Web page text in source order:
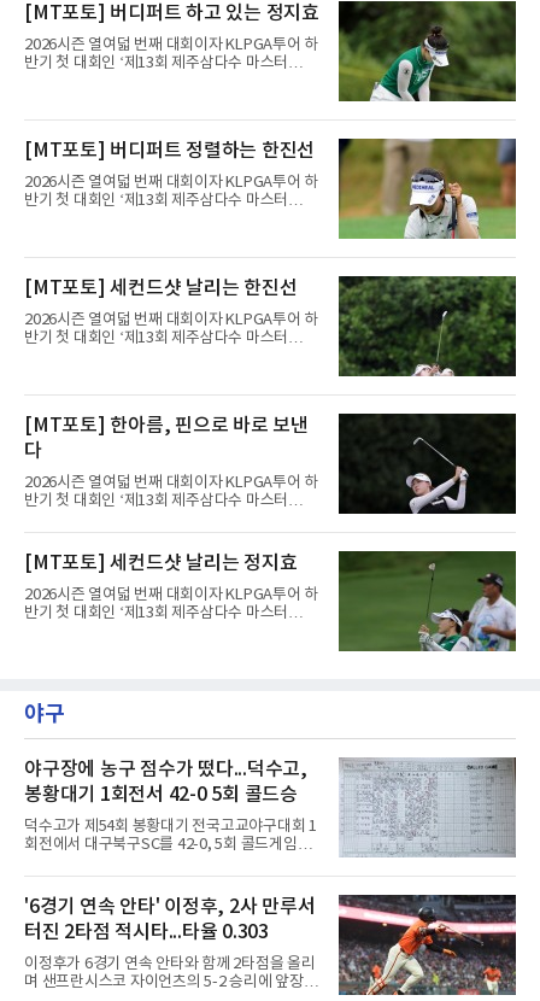
[MT포토] 버디퍼트 하고 있는 정지효
2026시즌 열여덟 번째 대회이자 KLPGA투어 하
반기 첫 대회인 ‘제13회 제주삼다수 마스터
트(파72/6,767야드)에서 열리고 있다.8일 현재
3라운드 경기가 펼쳐지고 있다.정지효가 1번 홀
에서 경기하고 있다.
[MT포토] 버디퍼트 정렬하는 한진선
2026시즌 열여덟 번째 대회이자 KLPGA투어 하
반기 첫 대회인 ‘제13회 제주삼다수 마스터
트(파72/6,767야드)에서 열리고 있다.8일 현재
3라운드 경기가 펼쳐지고 있다.한진선이 1번 홀
에서 경기하고 있다.
[MT포토] 세컨드샷 날리는 한진선
2026시즌 열여덟 번째 대회이자 KLPGA투어 하
반기 첫 대회인 ‘제13회 제주삼다수 마스터
트(파72/6,767야드)에서 열리고 있다.8일 현재
3라운드 경기가 펼쳐지고 있다.한진선이 1번 홀
에서 경기하고 있다.
[MT포토] 한아름, 핀으로 바로 보낸
다
2026시즌 열여덟 번째 대회이자 KLPGA투어 하
반기 첫 대회인 ‘제13회 제주삼다수 마스터
제주도 서귀포시에 위치한 테디밸리 골프앤리조
트(파72/6,767야드)에서 열리고 있다.8일 현재
3라운드 경기가 펼쳐지고 있다.한아름이 1번 홀
에서 경기하고 있다.
[MT포토] 세컨드샷 날리는 정지효
2026시즌 열여덟 번째 대회이자 KLPGA투어 하
반기 첫 대회인 ‘제13회 제주삼다수 마스터
에서 경기하고 있다.
야구
야구장에 농구 점수가 떴다...덕수고,
봉황대기 1회전서 42-0 5회 콜드승
덕수고가 제54회 봉황대기 전국고교야구대회 1
회전에서 대구북구SC를 42-0, 5회 콜드게임으
경기에서 덕수고는 1회 5점, 2회 3점, 3회 10점
으로 18-0을 만든 뒤 4회 21점, 5회 3점을 보탰
다. 팀 안타 34개, 볼넷 12개를 기록했다.7번 타
자 유격수 홍주용은 4회 홈런 2개를 포함해 6타
수 6안타 3타점 4득점을 올렸고, 조원빈은 6타
수 6안타 5타점, 박종혁은 5타수 5안타 3타점을
남겼다. 선발 최희성은 5이닝 2피안타 무사사구
'6경기 연속 안타' 이정후, 2사 만루서
터진 2타점 적시타...타율 0.303
이정후가 6경기 연속 안타와 함께 2타점을 올리
며 샌프란시스코 자이언츠의 5-2 승리에 앞장섰